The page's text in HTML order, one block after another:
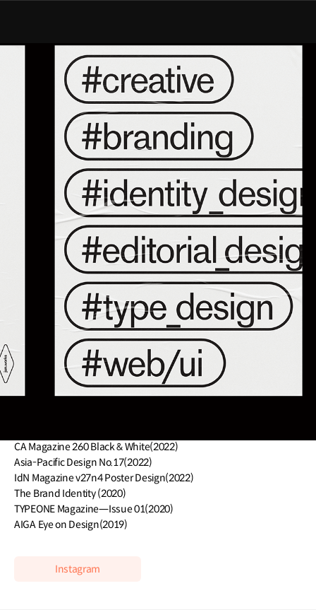
그래픽 디자이너 홍준기
현) Wolff Olins 시니어 디자이너
전) Base, Character NY, Sagmeister & Walsh, 2 × 4, FISK
이력 더 보기
[참여 프로젝트]
Nike Adapt, Nike Kyrie 5, Nike Camp
Instagram Shopping
Converse 캠페인 타이틀 레터링
Red Bull 캠페인 타이틀 레터링
RIOT Games, Valorant Champions Tour, Type Direction
CA Magazine 260 Black & White(2022)
Asia-Pacific Design No.17(2022)
IdN Magazine v27n4 Poster Design(2022)
The Brand Identity (2020)
TYPEONE Magazine—Issue 01(2020)
AIGA Eye on Design(2019)
Instagram